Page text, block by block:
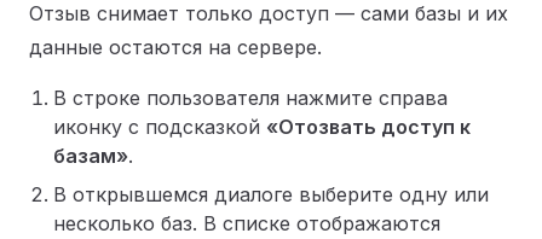
Отзыв снимает только доступ — сами базы и их
данные остаются на сервере.
В строке пользователя нажмите справа
иконку с подсказкой «Отозвать доступ к
базам».
В открывшемся диалоге выберите одну или
несколько баз. В списке отображаются